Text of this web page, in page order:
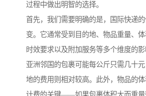
过程中做出明智的选择。
首先，我们需要明确的是，国际快递
变。它通常受到目的地、物品重量、体
时效要求以及附加服务等多个维度的
亚洲邻国的包裹可能每公斤只需几十
地的费用则相对较高。此外，物品的